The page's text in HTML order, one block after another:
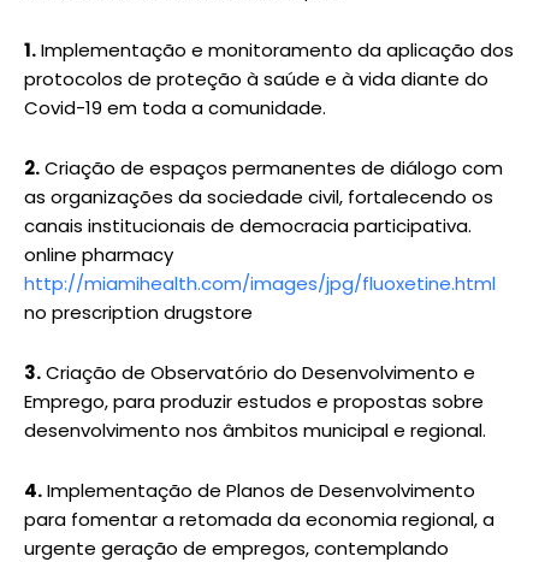
1.Implementação e monitoramento da aplicação dos
protocolos de proteção à saúde e à vida diante do
Covid-19 em toda a comunidade.
2.Criação de espaços permanentes de diálogo com
as organizações da sociedade civil, fortalecendo os
canais institucionais de democracia participativa.
online pharmacy
http://miamihealth.com/images/jpg/fluoxetine.html
no prescription drugstore
3.Criação de Observatório do Desenvolvimento e
Emprego, para produzir estudos e propostas sobre
desenvolvimento nos âmbitos municipal e regional.
4.Implementação de Planos de Desenvolvimento
para fomentar a retomada da economia regional, a
urgente geração de empregos, contemplando